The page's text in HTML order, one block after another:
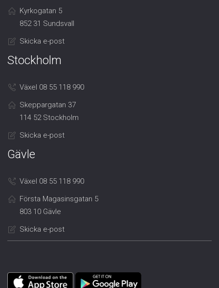
Kyrkogatan 5
852 31 Sundsvall
Skicka e-post
Stockholm
Växel 08 55 118 990
Skeppargatan 37
114 52 Stockholm
Skicka e-post
Gävle
Växel 08 55 118 990
Första Magasinsgatan 5
803 10 Gävle
Skicka e-post